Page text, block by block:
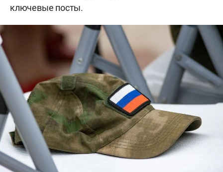
ключевые посты.